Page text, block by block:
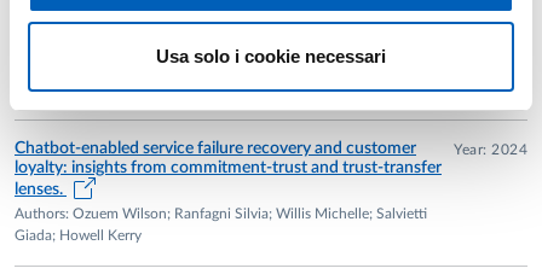
Usa solo i cookie necessari
Environments: The role of Touchpoints
Authors: Salvietti Giada; Ieva Marco; Ziliani Cristina
Chatbot-enabled service failure recovery and customer
loyalty: insights from commitment-trust and trust-transfer
lenses.
Authors: Ozuem Wilson; Ranfagni Silvia; Willis Michelle; Salvietti
Giada; Howell Kerry
Year: 2024